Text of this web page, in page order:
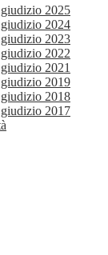
giudizio 2025
giudizio 2024
giudizio 2023
2022
2021
giudizio 2019
giudizio 2018
giudizio 2017